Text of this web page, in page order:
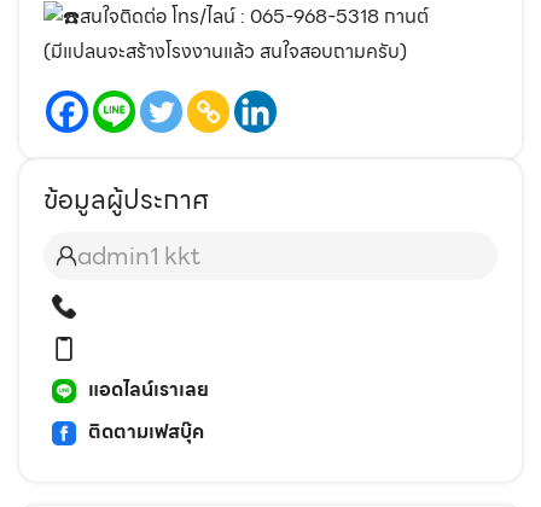
สนใจติดต่อ โทร/ไลน์ : 065-968-5318 กานต์
(มีแปลนจะสร้างโรงงานแล้ว สนใจสอบถามครับ)
ข้อมูลผู้ประกาศ
admin1 kkt
แอดไลน์เราเลย
ติดตามเฟสบุ๊ค